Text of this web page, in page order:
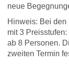
neue
Hinweis: Bei den
mit 3
ab 8 Personen.
zweiten Termin